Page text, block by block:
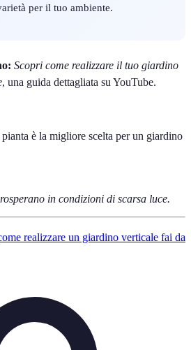
per il tuo ambiente.
Scopri come realizzare il tuo giardino
, una guida dettagliata su YouTube.
è la migliore scelta per un giardino
in condizioni di scarsa luce.
realizzare un giardino verticale fai da